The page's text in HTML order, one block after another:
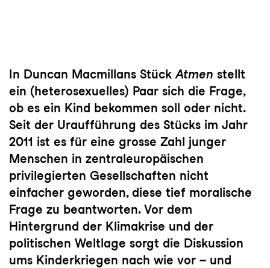
In Duncan Macmillans StückAtmen stellt
ein (heterosexuelles) Paar sich die Frage,
ob es ein Kind bekommen soll oder nicht.
Seit der Uraufführung des Stücks im Jahr
2011 ist es für eine grosse Zahl junger
Menschen in zentraleuropäischen
privilegierten Gesellschaften nicht
einfacher geworden, diese tief moralische
Frage zu beantworten. Vor dem
Hintergrund der Klimakrise und der
politischen Weltlage sorgt die Diskussion
ums Kinderkriegen nach wie vor – und